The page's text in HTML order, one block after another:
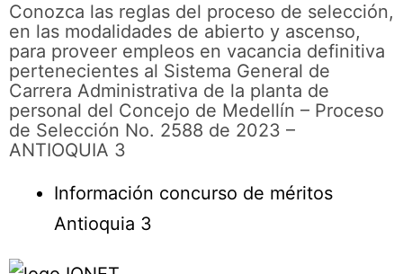
Conozca las reglas del proceso de selección,
en las modalidades de abierto y ascenso,
para proveer empleos en vacancia definitiva
pertenecientes al Sistema General de
Carrera Administrativa de la planta de
personal del Concejo de Medellín – Proceso
de Selección No. 2588 de 2023 –
ANTIOQUIA 3
Información concurso de méritos
Antioquia 3